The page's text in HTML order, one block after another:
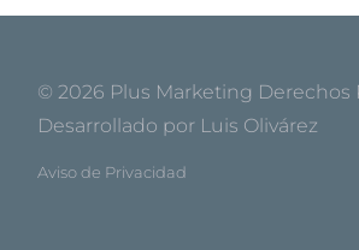
© 2026 Plus Marketing Derechos
Desarrollado por Luis Olivárez
Aviso de Privacidad